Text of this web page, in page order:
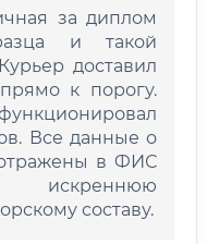
за диплом
и такой
доставил
к порогу.
Все данные о
в ФИС
составу.